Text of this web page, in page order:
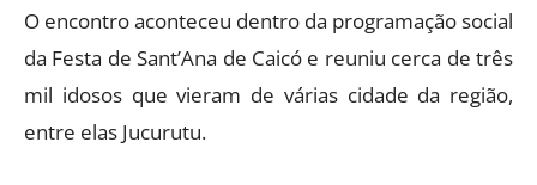
O encontro aconteceu dentro da programação social
da Festa de Sant’Ana de Caicó e reuniu cerca de três
mil idosos que vieram de várias cidade da região,
entre elas Jucurutu.